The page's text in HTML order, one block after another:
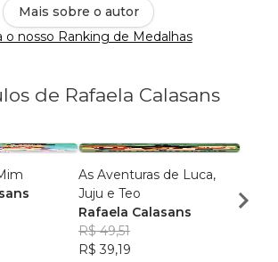
Mais sobre o autor
o nosso Ranking de Medalhas
de Rafaela Calasans
As Aventuras de Luca,
Juju e Teo
Rafaela Calasans
R$ 49,51
R$ 39,19
Juju